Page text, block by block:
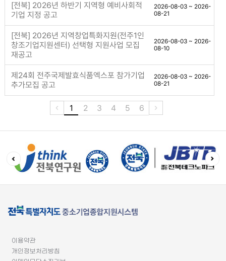
[전북] 2026년 하반기 지역형 예비사회적
기업 지정 공고
2026-08-03 ~ 2026-
08-21
[전북] 2026년 지역창업특화지원(전주1인
창조기업지원센터) 선택형 지원사업 모집
재공고
2026-08-03 ~ 2026-
08-10
제24회 전주국제발효식품엑스포 참가기업
추가모집 공고
2026-08-03 ~ 2026-
08-21
1 2 3 4 5 6
이용약관
개인정보처리방침